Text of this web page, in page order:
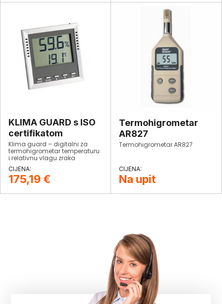
KLIMA GUARD s ISO
certifikatom
Klima guard – digitalni za
termohigrometar temperaturu
i relativnu vlagu zraka
prostorije, pokazuje točku
rosišta i temperaturu vlažnog
termometra (wet bulb).
175,19 €
Termohigrometar
AR827
Termohigrometar AR827
Na upit